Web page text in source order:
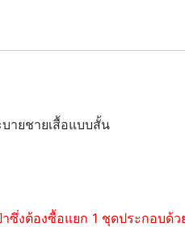
ายชายเสื้อแบบสั้น
งต้องซื้อแยก 1 ชุดประกอบด้ว